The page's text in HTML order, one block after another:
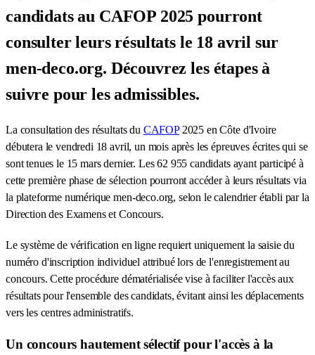
candidats au CAFOP 2025 pourront
consulter leurs résultats le 18 avril sur
men-deco.org. Découvrez les étapes à
suivre pour les admissibles.
La consultation des résultats du CAFOP2025 en Côte d'Ivoire
débutera le vendredi 18 avril, un mois après les épreuves écrites qui se
sont tenues le 15 mars dernier. Les 62 955 candidats ayant participé à
cette première phase de sélection pourront accéder à leurs résultats via
la plateforme numérique men-deco.org, selon le calendrier établi par la
Direction des Examens et Concours.
Le système de vérification en ligne requiert uniquement la saisie du
numéro d'inscription individuel attribué lors de l'enregistrement au
concours. Cette procédure dématérialisée vise à faciliter l'accès aux
résultats pour l'ensemble des candidats, évitant ainsi les déplacements
vers les centres administratifs.
Un concours hautement sélectif pour l'accès à la